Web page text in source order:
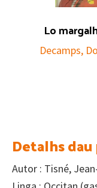
Lo
Decamps,
Detalhs
Autor : Tisné,